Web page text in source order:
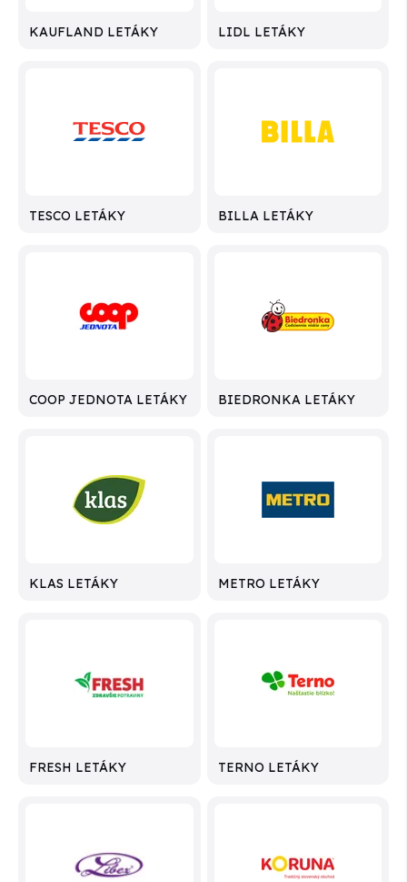
KAUFLAND LETÁKY LIDL LETÁKY
TESCO LETÁKY BILLA LETÁKY
COOP JEDNOTA LETÁKY BIEDRONKA LETÁKY
KLAS LETÁKY METRO LETÁKY
FRESH LETÁKY TERNO LETÁKY